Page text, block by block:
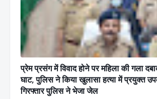
प्रेम प्रसंग में विवाद होने पर महिला की गला
घाट, पुलिस ने किया खुलासा हत्या में प्रयुक्त
गिरफ्तार पुलिस ने भेजा जेल